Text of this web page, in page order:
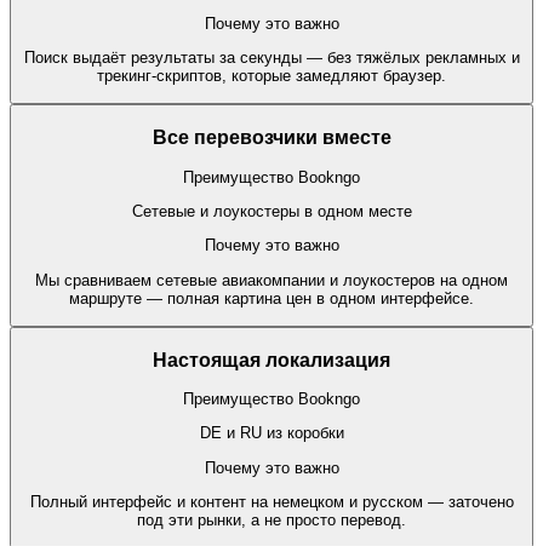
Почему это важно
Поиск выдаёт результаты за секунды — без тяжёлых рекламных и
трекинг-скриптов, которые замедляют браузер.
Все перевозчики вместе
Преимущество Bookngo
Сетевые и лоукостеры в одном месте
Почему это важно
Мы сравниваем сетевые авиакомпании и лоукостеров на одном
маршруте — полная картина цен в одном интерфейсе.
Настоящая локализация
Преимущество Bookngo
DE и RU из коробки
Почему это важно
Полный интерфейс и контент на немецком и русском — заточено
под эти рынки, а не просто перевод.